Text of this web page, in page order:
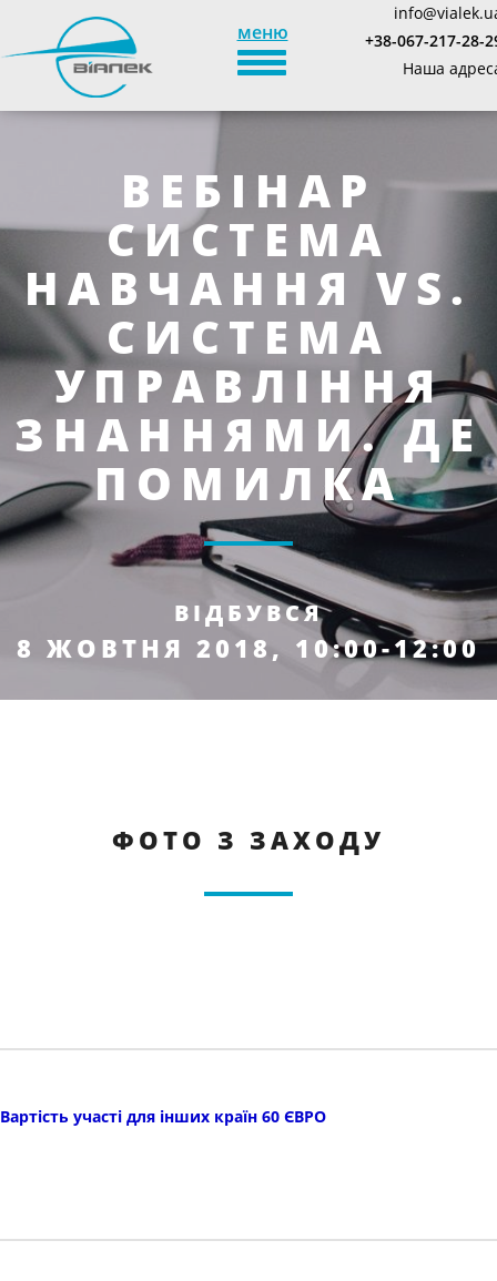
меню
TOGGLE_NAVIGATION
+38-067-217-28-
Наша
ВЕБІНАР
СИСТЕМА
НАВЧАННЯ VS.
СИСТЕМА
УПРАВЛІННЯ
ЗНАННЯМИ. ДЕ
ПОМИЛКА
ВІДБУВСЯ
8 ЖОВТНЯ 2018, 10:00-12:00
ФОТО З ЗАХОДУ
Вартість участі для інших країн 60 ЄВРО